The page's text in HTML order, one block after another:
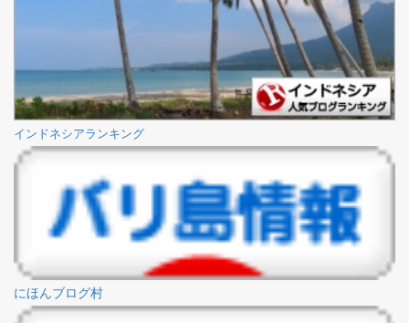
インドネシアランキング
にほんブログ村